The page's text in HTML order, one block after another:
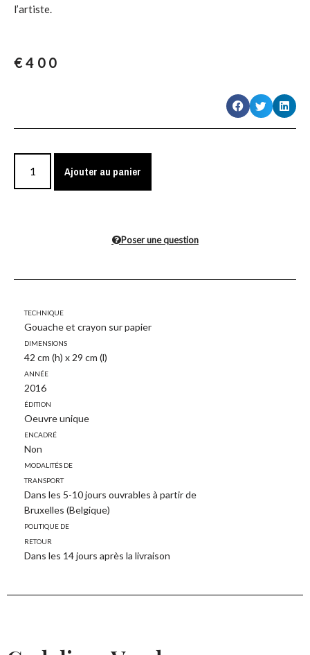
l’artiste.
€400
Ajouter au panier
Poser une question
Technique
Gouache et crayon sur papier
Dimensions
42 cm (h) x 29 cm (l)
Année
2016
Édition
Oeuvre unique
Encadré
Non
Modalités de
transport
Dans les 5-10 jours ouvrables à partir de
Bruxelles (Belgique)
Politique de
retour
Dans les 14 jours après la livraison